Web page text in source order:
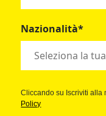
Nazionalità*
Cliccando su Iscriviti alla
Policy